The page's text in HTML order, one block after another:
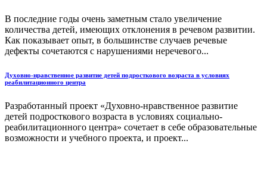
В последние годы очень заметным стало увеличение
количества детей, имеющих отклонения в речевом развитии.
Как показывает опыт, в большинстве случаев речевые
дефекты сочетаются с нарушениями неречевого...
Духовно-нравственное развитие детей подросткового возраста в условиях
реабилитационного центра
Разработанный проект «Духовно-нравственное развитие
детей подросткового возраста в условиях социально-
реабилитационного центра» сочетает в себе образовательные
возможности и учебного проекта, и проект...